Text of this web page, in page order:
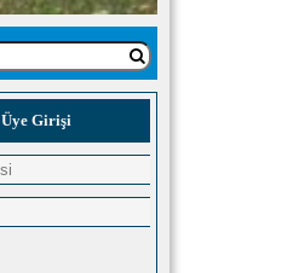
Üye Girişi